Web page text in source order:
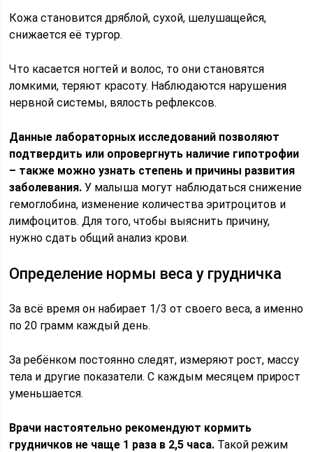
Кожа становится дряблой, сухой, шелушащейся,
снижается её тургор.
Что касается ногтей и волос, то они становятся
ломкими, теряют красоту. Наблюдаются нарушения
нервной системы, вялость рефлексов.
Данные лабораторных исследований позволяют
подтвердить или опровергнуть наличие гипотрофии
– также можно узнать степень и причины развития
заболевания. У малыша могут наблюдаться снижение
гемоглобина, изменение количества эритроцитов и
лимфоцитов. Для того, чтобы выяснить причину,
нужно сдать общий анализ крови.
Определение нормы веса у грудничка
За всё время он набирает 1/3 от своего веса, а именно
по 20 грамм каждый день.
За ребёнком постоянно следят, измеряют рост, массу
тела и другие показатели. С каждым месяцем прирост
уменьшается.
Врачи настоятельно рекомендуют кормить
грудничков не чаще 1 раза в 2,5 часа. Такой режим